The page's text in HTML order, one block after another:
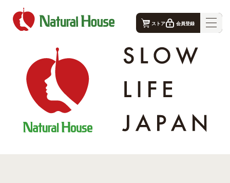
ストア 会員登録
ナチュラルハウス - 公式コーポレートサイト｜TOP
ナチュラルハウスの想い
店舗案内